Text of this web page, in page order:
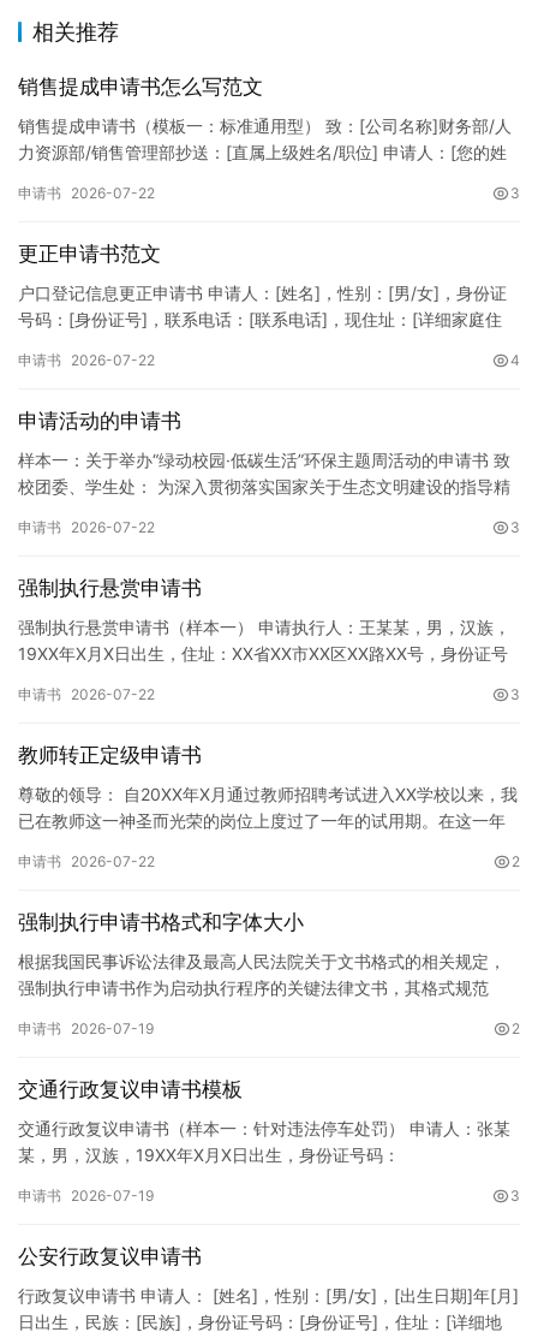
相关推荐
销售提成申请书怎么写范文
销售提成申请书（模板一：标准通用型） 致：[公司名称]财务部/人
力资源部/销售管理部抄送：[直属上级姓名/职位] 申请人：[您的姓
申请书 2026-07-22 3
更正申请书范文
户口登记信息更正申请书 申请人：[姓名]，性别：[男/女]，身份证
号码：[身份证号]，联系电话：[联系电话]，现住址：[详细家庭住
申请书 2026-07-22 4
申请活动的申请书
样本一：关于举办“绿动校园·低碳生活”环保主题周活动的申请书 致
校团委、学生处： 为深入贯彻落实国家关于生态文明建设的指导精
申请书 2026-07-22 3
强制执行悬赏申请书
强制执行悬赏申请书（样本一） 申请执行人：王某某，男，汉族，
19XX年X月X日出生，住址：XX省XX市XX区XX路XX号，身份证号
申请书 2026-07-22 3
教师转正定级申请书
尊敬的领导： 自20XX年X月通过教师招聘考试进入XX学校以来，我
已在教师这一神圣而光荣的岗位上度过了一年的试用期。在这一年
申请书 2026-07-22 2
强制执行申请书格式和字体大小
根据我国民事诉讼法律及最高人民法院关于文书格式的相关规定，
强制执行申请书作为启动执行程序的关键法律文书，其格式规范
纸张与…
申请书 2026-07-19 2
交通行政复议申请书模板
交通行政复议申请书（样本一：针对违法停车处罚） 申请人：张某
某，男，汉族，19XX年X月X日出生，身份证号码：
申请书 2026-07-19 3
公安行政复议申请书
行政复议申请书 申请人： [姓名]，性别：[男/女]，[出生日期]年[月]
日出生，民族：[民族]，身份证号码：[身份证号]，住址：[详细地